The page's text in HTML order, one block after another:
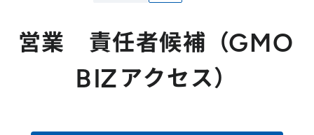
役員紹介
広告・メディア事業
事業内容・戦略
IRライブラリー
営業 責任者候補（GMO
BIZアクセス）